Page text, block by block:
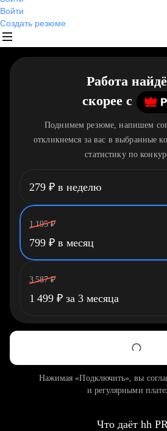
Войти
Создать резюме
Работа
скорее c
Поднимем резюме, напишем
откликнемся за вас в выбранные
статистику по
279 ₽ в неделю
1 195 ₽
799 ₽ в месяц
3 587 ₽
1 499 ₽ за 3 месяца
Нажимая «Подключить», вы
и регулярными
Что даёт hh